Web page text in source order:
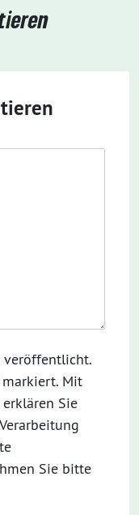
veröffentlicht.
Mit
Sie
Sie bitte